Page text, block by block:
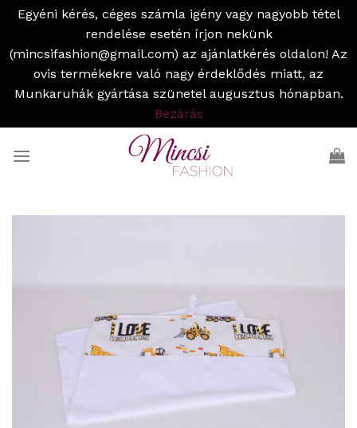
Egyéni kérés, céges számla igény vagy nagyobb tétel
rendelése esetén írjon nekünk
(mincsifashion@gmail.com) az ajánlatkérés oldalon! Az
ovis termékekre való nagy érdeklődés miatt, az
Munkaruhák gyártása szünetel augusztus hónapban.
Bezárás